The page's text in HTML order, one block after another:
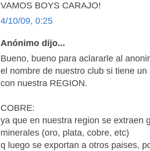
VAMOS BOYS CARAJO!
4/10/09, 0:25
Anónimo dijo...
Bueno, bueno para aclararle al
el nombre de nuestro club si tiene
con nuestra REGION.
COBRE:
ya que en nuestra region se extraen
minerales (oro, plata, cobre, etc)
q luego se exportan a otros paises,